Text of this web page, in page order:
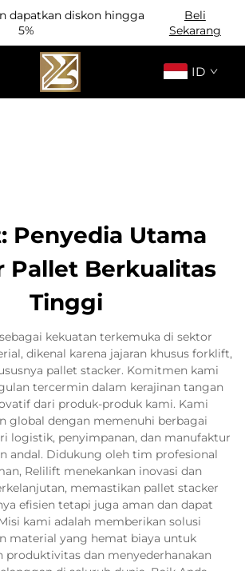
dapatkan diskon hingga
5%
Beli
Sekarang
ID
Penyedia Utama
Pallet Berkualitas
Tinggi
kekuatan terkemuka di sektor
dikenal karena jajaran khusus forklift,
pallet stacker. Komitmen kami
tercermin dalam kerajinan tangan
dari produk-produk kami. Kami
global dengan memenuhi berbagai
logistik, penyimpanan, dan manufaktur
andal. Didukung oleh tim profesional
Relilift menekankan inovasi dan
memastikan pallet stacker
efisien tetapi juga aman dan dapat
kami adalah memberikan solusi
material yang hemat biaya untuk
produktivitas dan menyederhanakan